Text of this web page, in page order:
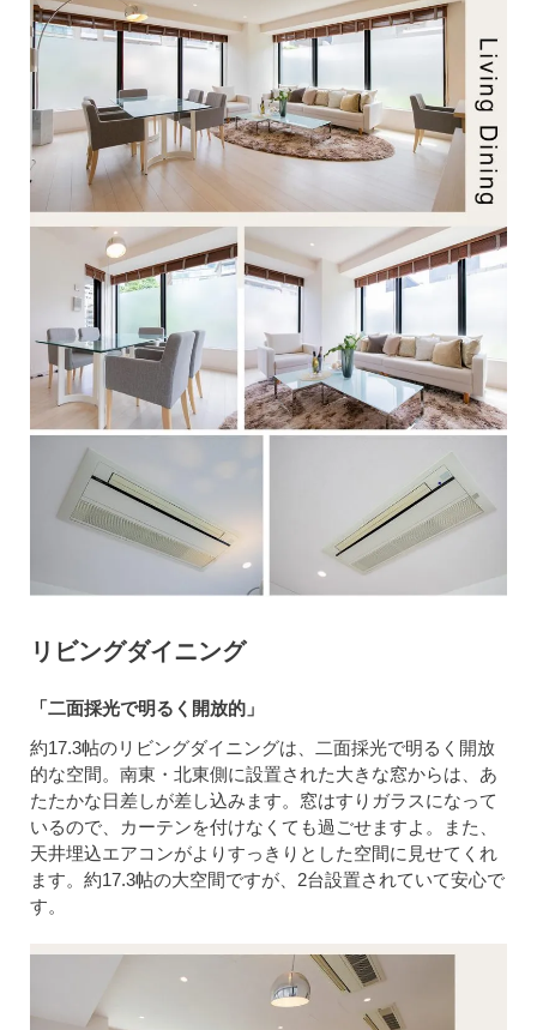
リビングダイニング
「二面採光で明るく開放的」
約17.3帖のリビングダイニングは、二面採光で明るく開放
的な空間。南東・北東側に設置された大きな窓からは、あ
たたかな日差しが差し込みます。窓はすりガラスになって
いるので、カーテンを付けなくても過ごせますよ。また、
天井埋込エアコンがよりすっきりとした空間に見せてくれ
ます。約17.3帖の大空間ですが、2台設置されていて安心で
す。